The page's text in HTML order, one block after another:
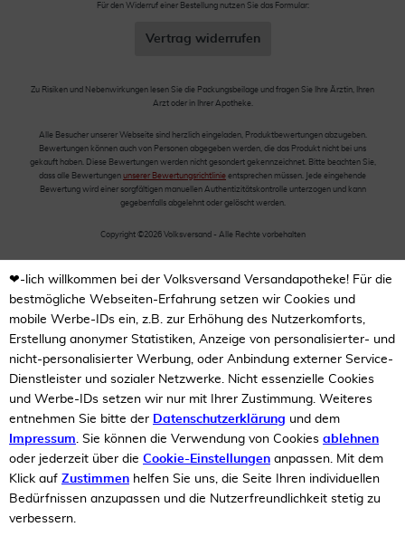
Für den Widerruf einer Bestellung nutzen Sie das Formular:
Vertrag widerrufen
Zu Risiken und Nebenwirkungen lesen Sie die Packungsbeilage und fragen Sie Ihre Ärztin, Ihren
Arzt oder in Ihrer Apotheke.
Alle Besucher unserer Webseite sind herzlich eingeladen, Produktbewertungen abzugeben.
Bewertungen können auch von Personen abgegeben werden, die das Produkt nicht bei uns
gekauft haben. Diese Bewertungen werden nicht gesondert gekennzeichnet. Bitte beachten Sie,
dass alle Bewertungen unserer Bewertungsrichtlinie entsprechen müssen. Jede eingehende
Bewertung wird einer sorgfältigen manuellen Authentizitätskontrolle unterzogen und kann
gegebenfalls abgelehnt oder gelöscht werden.
Copyright ©2026 Volksversand - Alle Rechte vorbehalten
❤-lich willkommen bei der Volksversand Versandapotheke! Für die
bestmögliche Webseiten-Erfahrung setzen wir Cookies und
mobile Werbe-IDs ein, z.B. zur Erhöhung des Nutzerkomforts,
Erstellung anonymer Statistiken, Anzeige von personalisierter- und
nicht-personalisierter Werbung, oder Anbindung externer Service-
Dienstleister und sozialer Netzwerke. Nicht essenzielle Cookies
und Werbe-IDs setzen wir nur mit Ihrer Zustimmung. Weiteres
entnehmen Sie bitte der Datenschutzerklärung und dem
Impressum. Sie können die Verwendung von Cookies ablehnen
oder jederzeit über die Cookie-Einstellungen anpassen. Mit dem
Klick auf Zustimmen helfen Sie uns, die Seite Ihren individuellen
Bedürfnissen anzupassen und die Nutzerfreundlichkeit stetig zu
verbessern.